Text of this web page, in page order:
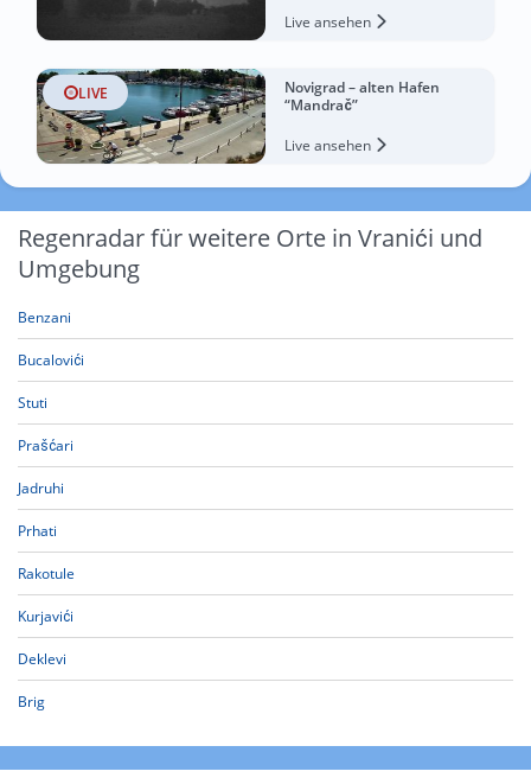
Meteoroiden
Live ansehen
LIVE
Novigrad – alten Hafen
“Mandrač”
Live ansehen
Regenradar für weitere Orte in Vranići und
Umgebung
Benzani
Bucalovići
Stuti
Prašćari
Jadruhi
Prhati
Rakotule
Kurjavići
Deklevi
Brig